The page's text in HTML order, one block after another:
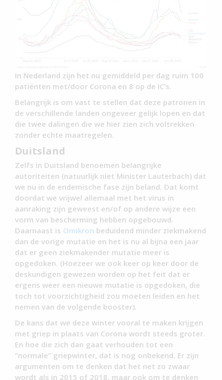
In Nederland zijn het nu gemiddeld per dag ruim 100
patiënten met/door Corona en 8 op de IC’s.
Belangrijk is om vast te stellen dat deze patronen in
de verschillende landen ongeveer gelijk lopen en dat
die twee dalingen die we hier zien zich voltrekken
zonder echte maatregelen.
Duitsland
Zelfs in Duitsland benoemen belangrijke
autoriteiten (natuurlijk niet Minister Lauterbach) dat
we nu in de endemische fase zijn beland. Dat komt
doordat we vrijwel allemaal met het virus in
aanraking zijn geweest en/of op andere wijze een
vorm van bescherming hebben opgebouwd.
Daarnaast is Omikron beduidend minder ziekmakend
dan de vorige mutatie en het is nu al bijna een jaar
dat er geen ziekmakender mutatie meer is
opgedoken. (Hoezeer we ook keer op keer door de
deskundigen gewezen worden op het feit dat er
ergens weer een nieuwe mutatie is opgedoken, die
toch tot voorzichtigheid zou moeten leiden en het
nemen van de volgende booster).
De kans dat we deze winter vooral te maken krijgen
met griep in plaats van Corona wordt steeds groter.
En hoe die zich dan gaat verhouden tot een
“normale” griepwinter, dat is nog onbekend. Er zijn
argumenten om te denken dat het net zo zwaar
wordt als in 2015 of 2018, maar ook om te denken